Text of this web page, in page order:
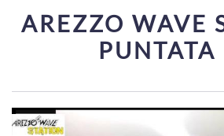
AREZZO WAVE
PUNTATA